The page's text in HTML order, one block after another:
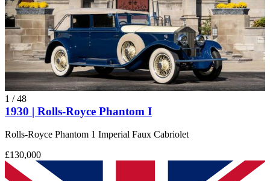
1 /48
1930 | Rolls-Royce Phantom I
Rolls-Royce Phantom 1 Imperial Faux Cabriolet
£130,000